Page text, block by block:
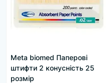
Meta biomed Паперові
штифти 2 конусність 25
розмір